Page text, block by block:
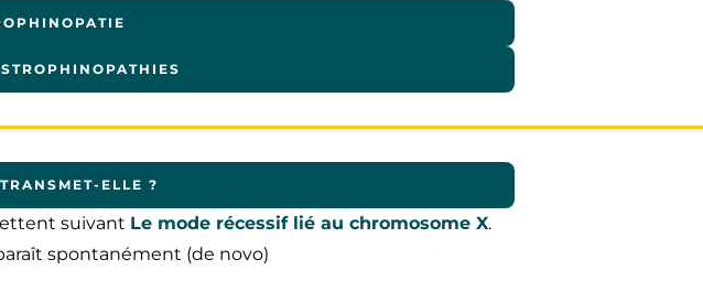
ELLE ?
suivant Le mode récessif lié au chromosome X.
spontanément (de novo)